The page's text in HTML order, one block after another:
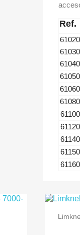
Ref.
61020
61030
61040
61050
61060
61080
61100
61120
61140
61150
61160